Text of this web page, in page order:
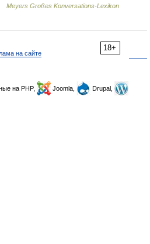
Meyers Großes Konversations-Lexikon
18+
на сайте
на PHP, Joomla,
Drupal,